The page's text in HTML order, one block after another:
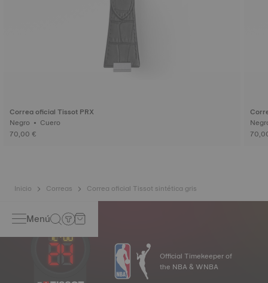
Correa oficial Tissot PRX
Negro • Cuero
70,00 €
Inicio Correas Correa oficial Tissot sintética gris
Menú
Official Timekeeper of
the NBA & WNBA